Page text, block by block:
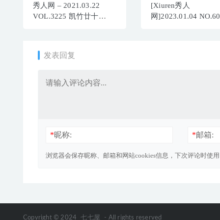
秀人网 – 2021.03.22
VOL.3225 凯竹廿十
[Xiuren秀人
网]2023.01.04
发表回复
*昵称: *邮箱:
浏览器会保存昵称、邮箱和网站cookies信息，下次评论时使
Copyright © 2024 七七屋 - All rights reserved